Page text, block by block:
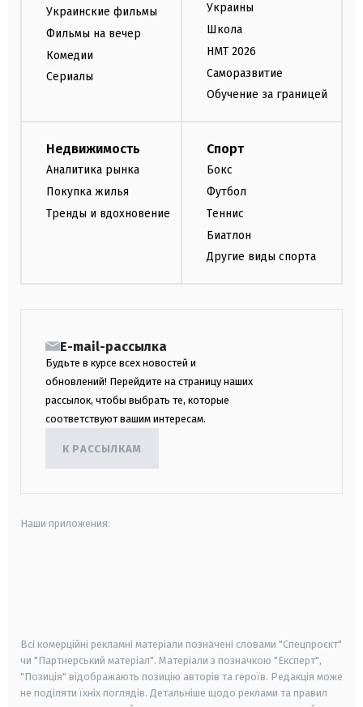
Украинские фильмы
Фильмы на вечер
Комедии
Сериалы
Украины
Школа
НМТ 2026
Саморазвитие
Обучение за границей
Недвижимость
Аналитика рынка
Покупка жилья
Тренды и вдохновение
Спорт
Бокс
Футбол
Теннис
Биатлон
Другие виды спорта
E-mail-рассылка
Будьте в курсе всех новостей и
обновлений! Перейдите на страницу наших
рассылок, чтобы выбрать те, которые
соответствуют вашим интересам.
К РАССЫЛКАМ
Наши приложения:
Всі комерційні рекламні матеріали позначені словами "Спецпроєкт"
чи "Партнерський матеріал". Матеріали з позначкою "Експерт",
"Позиція" відображають позицію авторів та героїв. Редакція може
не поділяти їхніх поглядів. Детальніше щодо реклами та правил